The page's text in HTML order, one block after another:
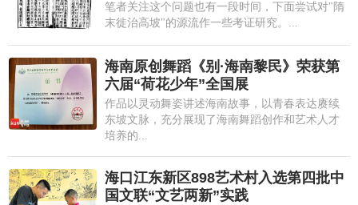
笔者关注这个问题也有一段时间，下面尝试对"隋
末徙治高坡"的源流作一些考证研究。...
海南原创舞蹈《别·海南黎民》荣获第
六届“荷花少年”全国展
作品以灵动舞姿讲述海南故事，以青春表达赓续
东坡文脉，充分展现了海南舞蹈创作和艺术人才
培养的...
海口江东新区898艺术村入选第四批中
国文联“文艺两新”实践